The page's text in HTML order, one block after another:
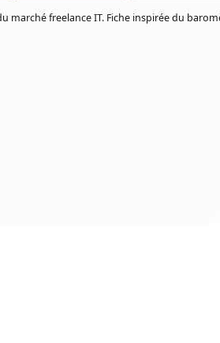
marché freelance IT. Fiche inspirée du